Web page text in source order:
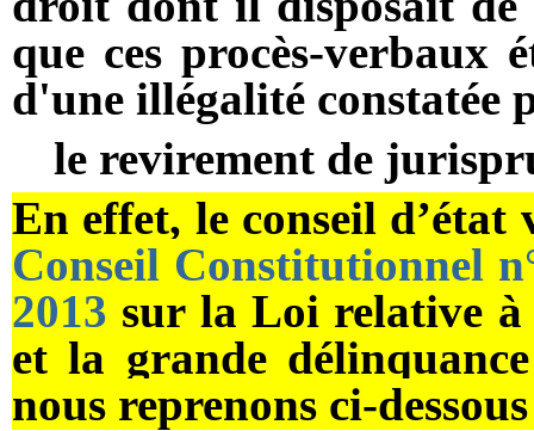
que ces procès-verbaux
d'une illégalité constatée
le revirement de
En effet, le conseil
Conseil Constitutionnel
2013 sur la Loi relative
et la grande
nous reprenons ci-